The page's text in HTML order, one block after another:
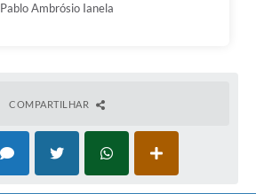
Pablo Ambrósio Ianela
COMPARTILHAR